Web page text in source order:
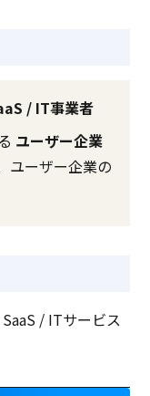
/ IT事業者
ユーザー企業
ユーザー企業の
/ ITサービス